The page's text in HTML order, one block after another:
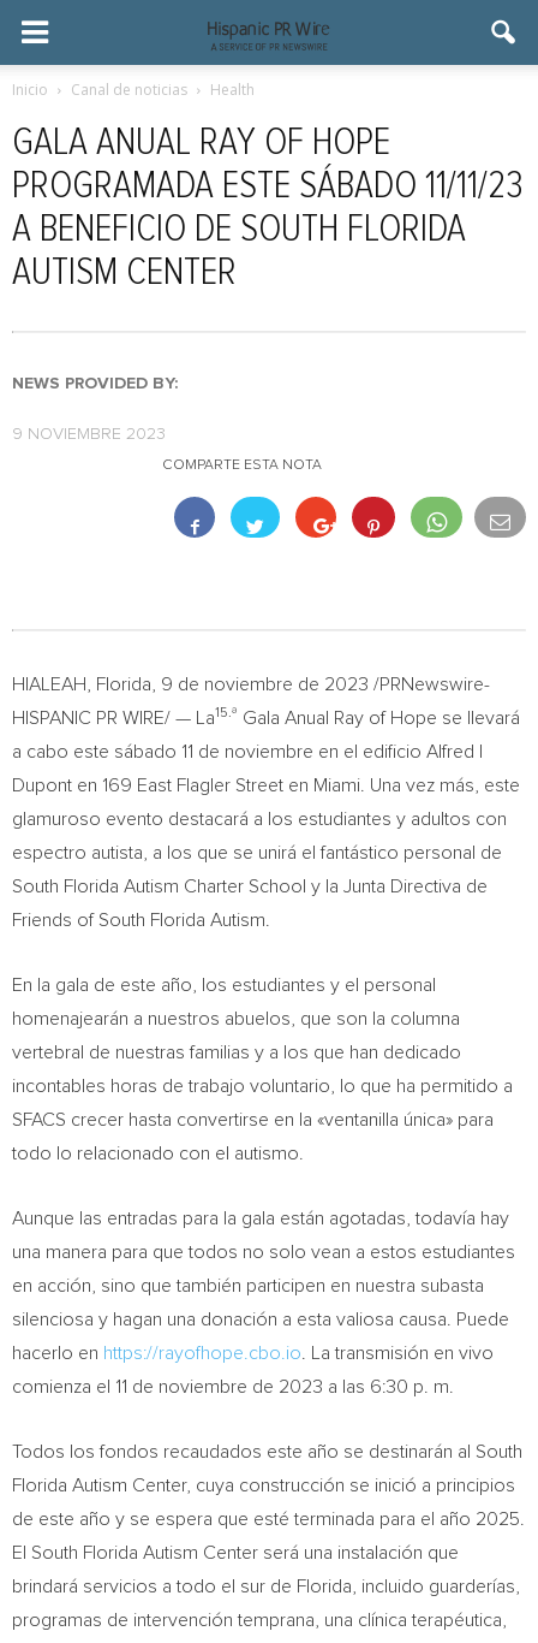
Inicio Canal de noticias Health
GALA ANUAL RAY OF HOPE
PROGRAMADA ESTE SÁBADO 11/11/23
A BENEFICIO DE SOUTH FLORIDA
AUTISM CENTER
NEWS PROVIDED BY:
9 NOVIEMBRE 2023
COMPARTE ESTA NOTA
HIALEAH, Florida 9 de noviembre de 2023 /PRNewswire-
HISPANIC PR WIRE/ — La15.ª Gala Anual Ray of Hope se llevará
a cabo este sábado 11 de noviembre en el edificio Alfred I
Dupont en 169 East Flagler Street en Miami . Una vez más, este
glamuroso evento destacará a los estudiantes y adultos con
espectro autista, a los que se unirá el fantástico personal de
South Florida Autism Charter School y la Junta Directiva de
Friends of South Florida Autism.
En la gala de este año, los estudiantes y el personal
homenajearán a nuestros abuelos, que son la columna
vertebral de nuestras familias y a los que han dedicado
incontables horas de trabajo voluntario, lo que ha permitido a
SFACS crecer hasta convertirse en la «ventanilla única» para
todo lo relacionado con el autismo.
Aunque las entradas para la gala están agotadas, todavía hay
una manera para que todos no solo vean a estos estudiantes
en acción, sino que también participen en nuestra subasta
silenciosa y hagan una donación a esta valiosa causa. Puede
hacerlo en https://rayofhope.cbo.io . La transmisión en vivo
comienza el 11 de noviembre de 2023 a las 6:30 p. m.
Todos los fondos recaudados este año se destinarán al South
Florida Autism Center, cuya construcción se inició a principios
de este año y se espera que esté terminada para el año 2025.
El South Florida Autism Center será una instalación que
brindará servicios a todo el sur de Florida , incluido guarderías,
programas de intervención temprana, una clínica terapéutica,